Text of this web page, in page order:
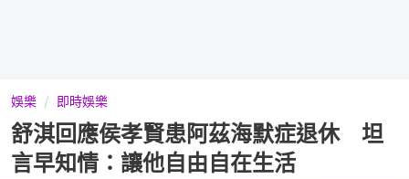
娛樂 即時娛樂
舒淇回應侯孝賢患阿茲海默症退休 坦
言早知情：讓他自由自在生活